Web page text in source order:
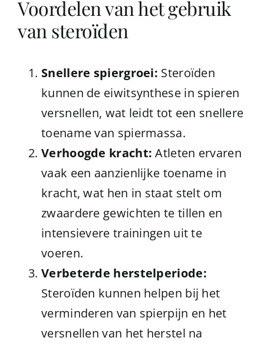
Voordelen van het gebruik
van steroïden
Snellere spiergroei: Steroïden
kunnen de eiwitsynthese in spieren
versnellen, wat leidt tot een snellere
toename van spiermassa.
Verhoogde kracht: Atleten ervaren
vaak een aanzienlijke toename in
kracht, wat hen in staat stelt om
zwaardere gewichten te tillen en
intensievere trainingen uit te
voeren.
Verbeterde herstelperiode:
Steroïden kunnen helpen bij het
verminderen van spierpijn en het
versnellen van het herstel na